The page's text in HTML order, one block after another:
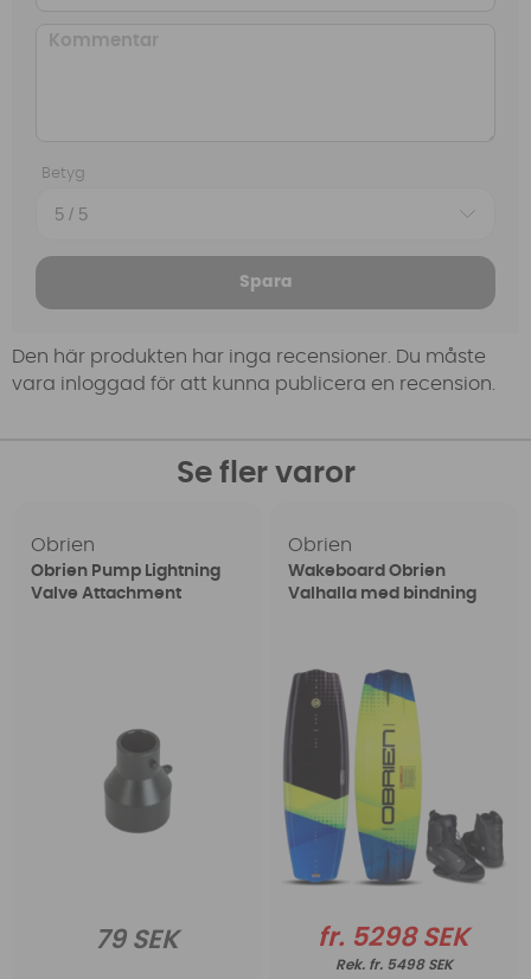
Betyg
Spara
Den här produkten har inga recensioner. Du måste
vara inloggad för att kunna publicera en recension.
Se fler varor
Obrien
Obrien Pump Lightning
Valve Attachment
79 SEK
Obrien
Wakeboard Obrien
Valhalla med bindning
fr. 5298 SEK
fr. 5498 SEK